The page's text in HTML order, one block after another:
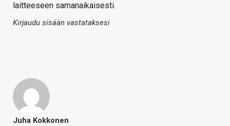
laitteeseen samanaikaisesti.
Kirjaudu sisään vastataksesi
Juha Kokkonen